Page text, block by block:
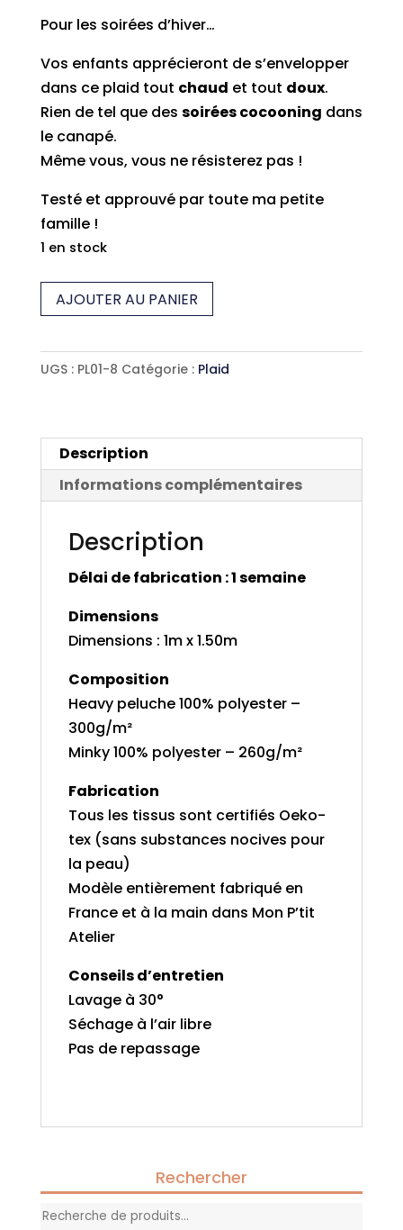
Pour les soirées d’hiver…
Vos enfants apprécieront de s’envelopper
dans ce plaid tout chaud et tout doux.
Rien de tel que des soirées cocooning dans
le canapé.
Même vous, vous ne résisterez pas !
Testé et approuvé par toute ma petite
famille !
1 en stock
quantité
de
orchidée-
AJOUTER AU PANIER
UGS : PL01-8 Catégorie : Plaid
Description
Informations complémentaires
Description
Délai de fabrication : 1 semaine
Dimensions
Dimensions : 1m x 1.50m
Composition
Heavy peluche 100% polyester –
300g/m²
Minky 100% polyester – 260g/m²
Fabrication
Tous les tissus sont certifiés Oeko-
tex (sans substances nocives pour
la peau)
Modèle entièrement fabriqué en
France et à la main dans Mon P’tit
Atelier
Conseils d’entretien
Lavage à 30°
Séchage à l’air libre
Pas de repassage
Rechercher
Recherche